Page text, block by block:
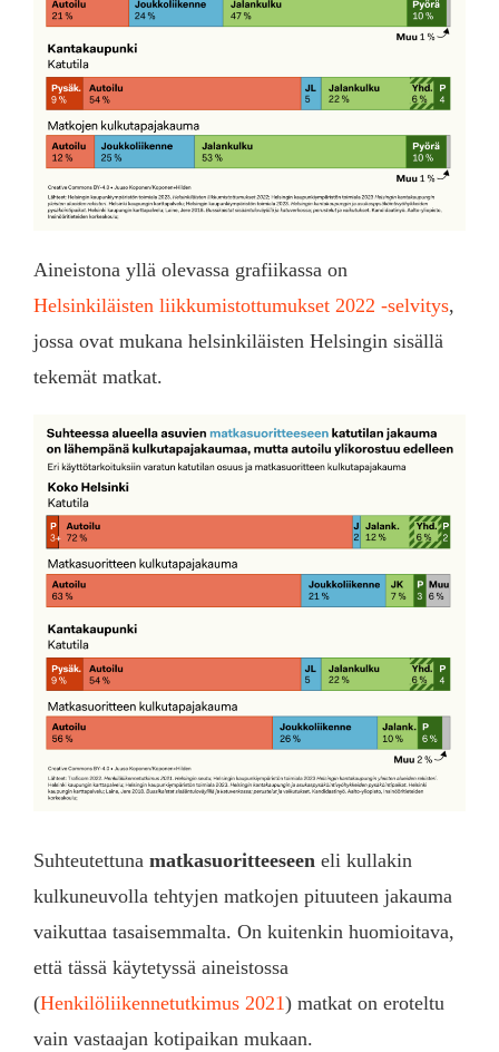
Aineistona yllä olevassa grafiikassa on
Helsinkiläisten liikkumistottumukset 2022 -selvitys,
jossa ovat mukana helsinkiläisten Helsingin sisällä
tekemät matkat.
Suhteutettuna matkasuoritteeseen eli kullakin
kulkuneuvolla tehtyjen matkojen pituuteen jakauma
vaikuttaa tasaisemmalta. On kuitenkin huomioitava,
että tässä käytetyssä aineistossa
(Henkilöliikennetutkimus 2021) matkat on eroteltu
vain vastaajan kotipaikan mukaan.